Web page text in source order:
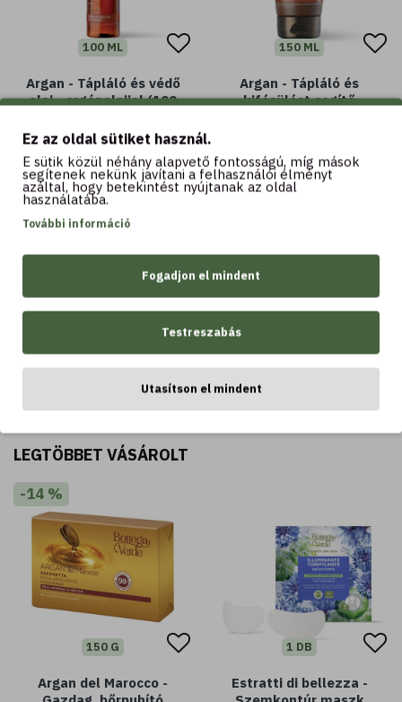
100 ML
Argan - Tápláló és védő
olaj - argánolajjal (100
hajra
4.890 Ft
150 ML
Argan - Tápláló és
kifésülést segítő
vagy sérült hajra
2.790 Ft
Kosárba
LEGTÖBBET VÁSÁROLT
LEGTÖBBET VÁSÁROLT
-14 %
150 G
Argan del Marocco -
1 DB
Estratti di bellezza -
Ez az oldal sütiket használ.
E sütik közül néhány alapvető fontosságú, míg mások
segítenek nekünk javítani a felhasználói élményt
azáltal, hogy betekintést nyújtanak az oldal
használatába.
További információ
Fogadjon el mindent
Testreszabás
Utasítson el mindent